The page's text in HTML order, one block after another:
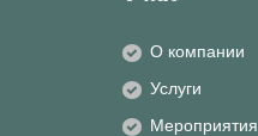
О компании
Услуги
Мероприятия